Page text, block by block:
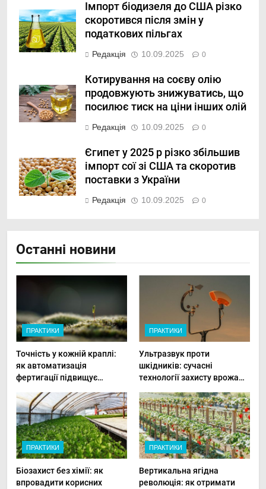
Імпорт біодизеля до США різко
скоротився після змін у
податкових пільгах
Редакція 10.09.2025 0
Котирування на соєву олію
продовжують знижуватись, що
посилює тиск на ціни інших олій
Редакція 10.09.2025 0
Єгипет у 2025 р різко збільшив
імпорт сої зі США та скоротив
поставки з України
Редакція 10.09.2025 0
Останні новини
ПРАКТИКИ
Точність у кожній краплі:
як автоматизація
фертигації підвищує
ПРАКТИКИ
Ультразвук проти
шкідників: сучасні
технології захисту врожаю
ПРАКТИКИ
Біозахист без хімії: як
впровадити корисних
ПРАКТИКИ
Вертикальна ягідна
революція: як отримати